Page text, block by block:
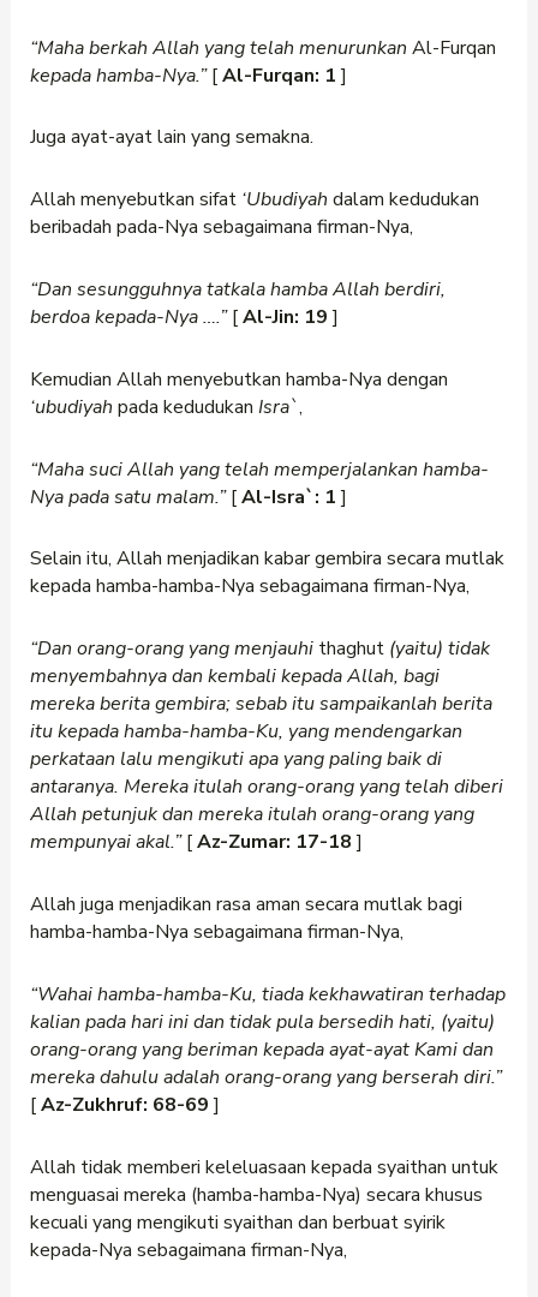
“Maha berkah Allah yang telah menurunkan Al-Furqan
kepada hamba-Nya.”[Al-Furqan: 1]
Juga ayat-ayat lain yang semakna.
Allah menyebutkan sifat ‘Ubudiyah dalam kedudukan
beribadah pada-Nya sebagaimana firman-Nya,
“Dan sesungguhnya tatkala hamba Allah berdiri,
berdoa kepada-Nya ….”[Al-Jin: 19]
Kemudian Allah menyebutkan hamba-Nya dengan
‘ubudiyah pada kedudukan Isra`,
“Maha suci Allah yang telah memperjalankan hamba-
Nya pada satu malam.”[Al-Isra`: 1]
Selain itu, Allah menjadikan kabar gembira secara mutlak
kepada hamba-hamba-Nya sebagaimana firman-Nya,
“Dan orang-orang yang menjauhi thaghut(yaitu) tidak
menyembahnya dan kembali kepada Allah, bagi
mereka berita gembira; sebab itu sampaikanlah berita
itu kepada hamba-hamba-Ku, yang mendengarkan
perkataan lalu mengikuti apa yang paling baik di
antaranya. Mereka itulah orang-orang yang telah diberi
Allah petunjuk dan mereka itulah orang-orang yang
mempunyai akal.”[Az-Zumar: 17-18]
Allah juga menjadikan rasa aman secara mutlak bagi
hamba-hamba-Nya sebagaimana firman-Nya,
“Wahai hamba-hamba-Ku, tiada kekhawatiran terhadap
kalian pada hari ini dan tidak pula bersedih hati, (yaitu)
orang-orang yang beriman kepada ayat-ayat Kami dan
mereka dahulu adalah orang-orang yang berserah diri.”
[Az-Zukhruf: 68-69]
Allah tidak memberi keleluasaan kepada syaithan untuk
menguasai mereka (hamba-hamba-Nya) secara khusus
kecuali yang mengikuti syaithan dan berbuat syirik
kepada-Nya sebagaimana firman-Nya,